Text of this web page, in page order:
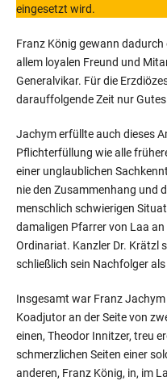
eingesetzt wird.
Franz König gewann
allem loyalen Freund und
Generalvikar. Für die
darauffolgende Zeit nur
Jachym erfüllte auch dieses
Pflichterfüllung wie alle
einer unglaublichen
nie den Zusammenhang und
menschlich schwierigen
damaligen Pfarrer von Laa
Ordinariat. Kanzler Dr. Krätzl
schließlich sein Nachfolger
Insgesamt war Franz
Koadjutor an der Seite von
einen, Theodor Innitzer, treu
schmerzlichen Seiten einer
anderen, Franz König, in, im